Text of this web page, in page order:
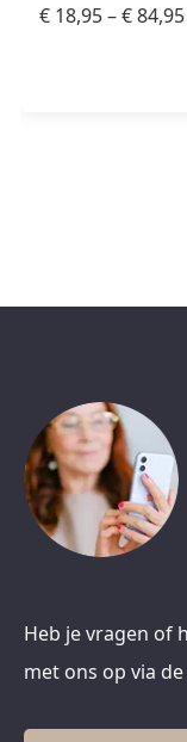
€ 18,95–€84,95
Heb je vragen of
met ons op via